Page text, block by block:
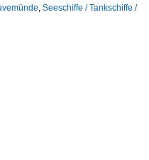
Seeschiffe / Tankschiffe /